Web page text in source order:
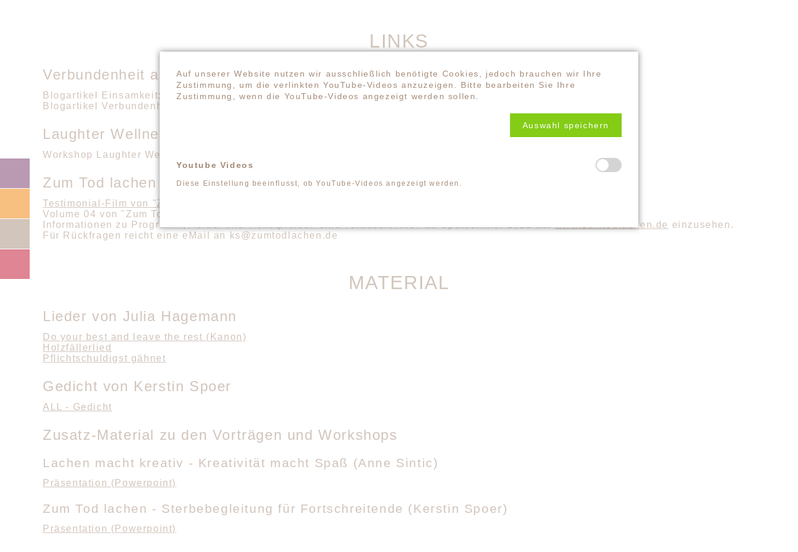
LINKS
Verbundenheit als Glücks- und Resilienzfaktor (Angela Mecking)
Blogartikel Einsamkeit:
https://happiness.community/einsamkeit-die-pandemie-in-der-pandemie/
Blogartikel Verbundenheit:
Laughter Wellness (Ute Liebhard)
Workshop Laughter Wellness Immersion:
Zum Tod lachen (Kerstin Spoer)
Testimonial-Film von "Zum Tod lachen" Volume 3
Volume 04 von "Zum Tod lachen" findet 2022 wieder vom 18.-20.11.2022 online via Zoom statt.
Informationen zu Programm, Ablauf und Ticketpreisen sind voraussichtlich ab Spätsommer 2022 auf
www.zumtodlachen.de einzusehen.
Für Rückfragen reicht eine eMail an ks@zumtodlachen.de
MATERIAL
Lieder von Julia Hagemann
Do your best and leave the rest (Kanon)
Holzfällerlied
Pflichtschuldigst gähnet
Gedicht von Kerstin Spoer
ALL - Gedicht
Zusatz-Material zu den Vorträgen und Workshops
Lachen macht kreativ - Kreativität macht Spaß (Anne Sintic)
Präsentation (Powerpoint)
Zum Tod lachen - Sterbebegleitung für Fortschreitende (Kerstin Spoer)
Präsentation (Powerpoint)
Auf unserer Website nutzen wir ausschließlich benötigte Cookies, jedoch brauchen wir Ihre
Zustimmung, um die verlinkten YouTube-Videos anzuzeigen. Bitte bearbeiten Sie Ihre
Zustimmung, wenn die YouTube-Videos angezeigt werden sollen.
Auswahl speichern
Youtube Videos
Diese Einstellung beeinflusst, ob YouTube-Videos angezeigt werden.